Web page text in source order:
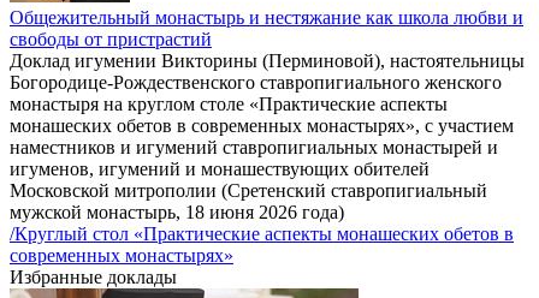
Общежительный монастырь и нестяжание как школа любви и
свободы от пристрастий
Доклад игумении Викторины (Перминовой), настоятельницы
Богородице-Рождественского ставропигиального женского
монастыря на круглом столе «Практические аспекты
монашеских обетов в современных монастырях», с участием
наместников и игумений ставропигиальных монастырей и
игуменов, игумений и монашествующих обителей
Московской митрополии (Сретенский ставропигиальный
мужской монастырь, 18 июня 2026 года)
/Круглый стол «Практические аспекты монашеских обетов в
современных монастырях»
Избранные доклады